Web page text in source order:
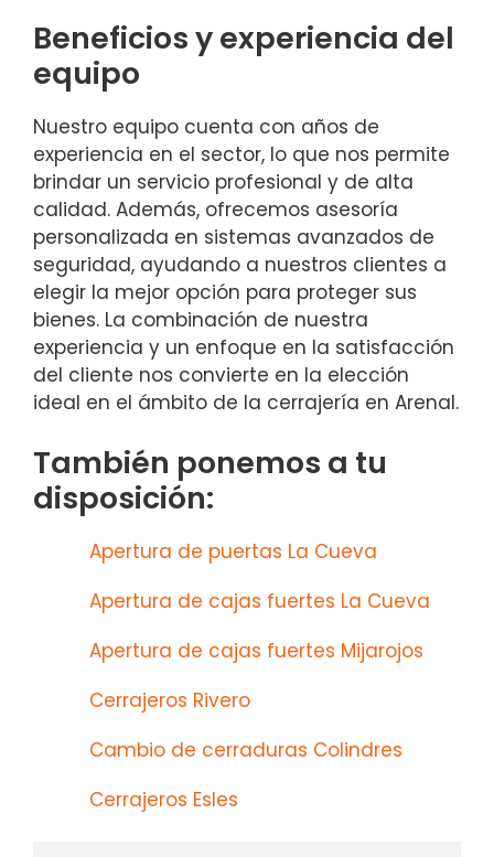
Beneficios y experiencia del
equipo
Nuestro equipo cuenta con años de
experiencia en el sector, lo que nos permite
brindar un servicio profesional y de alta
calidad. Además, ofrecemos asesoría
personalizada en sistemas avanzados de
seguridad, ayudando a nuestros clientes a
elegir la mejor opción para proteger sus
bienes. La combinación de nuestra
experiencia y un enfoque en la satisfacción
del cliente nos convierte en la elección
ideal en el ámbito de la cerrajería en Arenal.
También ponemos a tu
disposición:
Apertura de puertas La Cueva
Apertura de cajas fuertes La Cueva
Apertura de cajas fuertes Mijarojos
Cerrajeros Rivero
Cambio de cerraduras Colindres
Cerrajeros Esles